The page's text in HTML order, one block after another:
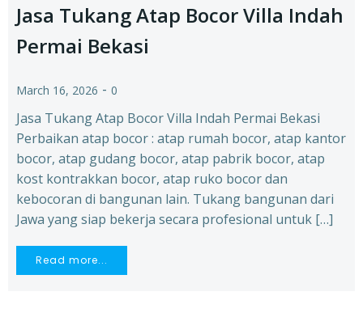
Jasa Tukang Atap Bocor Villa Indah
Permai Bekasi
March 16, 2026 - 0
Jasa Tukang Atap Bocor Villa Indah Permai Bekasi
Perbaikan atap bocor : atap rumah bocor, atap kantor
bocor, atap gudang bocor, atap pabrik bocor, atap
kost kontrakkan bocor, atap ruko bocor dan
kebocoran di bangunan lain. Tukang bangunan dari
Jawa yang siap bekerja secara profesional untuk […]
Read more...